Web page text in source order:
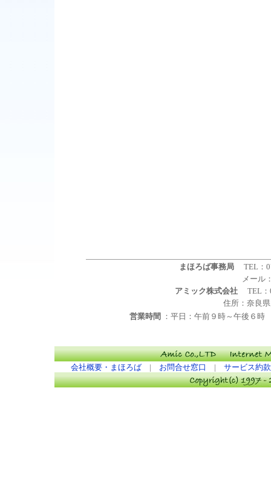
まほろば事務局
TEL：
メール
アミック株式会社
TEL：
住所： 奈良
営業時間 ：平日：午前９時～午後６
会社概要・まほろば | お問合せ窓口 | サービス約款